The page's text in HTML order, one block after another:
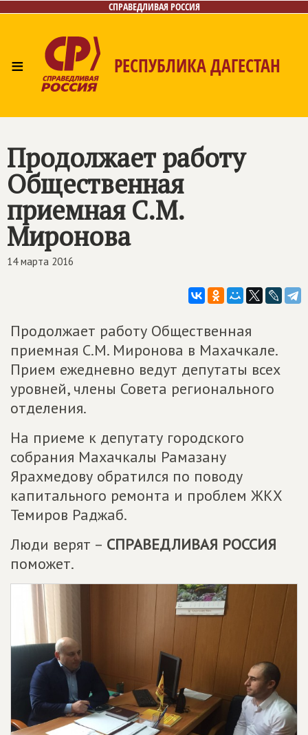
СПРАВЕДЛИВАЯ РОССИЯ
≡ РЕСПУБЛИКА ДАГЕСТАН
Продолжает работу
Общественная
приемная С.М.
Миронова
14 марта 2016
Продолжает работу Общественная
приемная С.М. Миронова в Махачкале.
Прием ежедневно ведут депутаты всех
уровней, члены Совета регионального
отделения.
На приеме к депутату городского
собрания Махачкалы Рамазану
Ярахмедову обратился по поводу
капитального ремонта и проблем ЖКХ
Темиров Раджаб.
Люди верят – СПРАВЕДЛИВАЯ РОССИЯ
поможет.